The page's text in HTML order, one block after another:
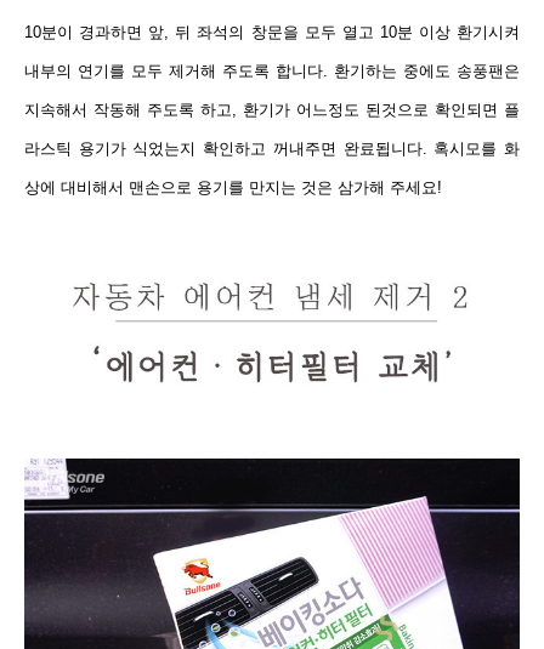
10분이 경과하면 앞, 뒤 좌석의 창문을 모두 열고 10분 이상 환기시켜
내부의 연기를 모두 제거해 주도록 합니다. 환기하는 중에도 송풍팬은
지속해서 작동해 주도록 하고, 환기가 어느정도 된것으로 확인되면 플
라스틱 용기가 식었는지 확인하고 꺼내주면 완료됩니다. 혹시모를 화
상에 대비해서 맨손으로 용기를 만지는 것은 삼가해 주세요!